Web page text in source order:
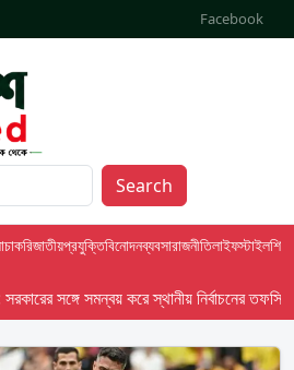
Facebook
Search
চাকরিজাতীয়প্রযুক্তিবিনোদনব্যবসারাজনীতিলাইফস্টাইলশিক্ষা
সঙ্গে সমন্বয় করে স্থানীয় নির্বাচনের তফসিল